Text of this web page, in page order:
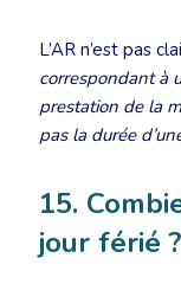
L’AR n’est pas
correspondant à
prestation de la
pas la durée
15.
jour férié ?